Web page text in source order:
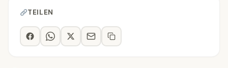
TEILEN